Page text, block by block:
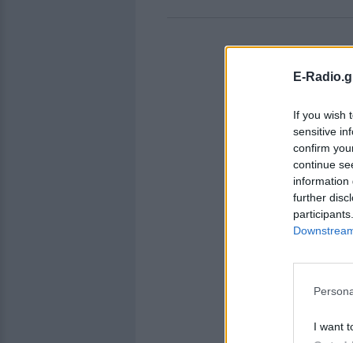
E-
If you wish
sensitive
confirm
continue
information
further
I want